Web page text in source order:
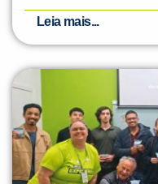
Leia mais...